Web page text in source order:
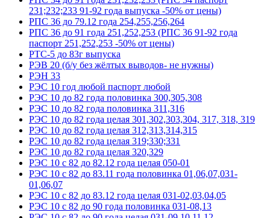
231;232;233 91-92 года выпуска -50% от цены)
РПС 36 до 79.12 года 254,255,256,264
РПС 36 до 91 года 251,252,253 (РПС 36 91-92 года
паспорт 251,252,253 -50% от цены)
РТС-5 до 83г выпуска
РЭВ 20 (б/у без жёлтых выводов- не нужны)
РЭН 33
РЭС 10 год любой паспорт любой
РЭС 10 до 82 года половинка 300,305,308
РЭС 10 до 82 года половинка 311,316
РЭС 10 до 82 года целая 301,302,303,304, 317, 318, 319
РЭС 10 до 82 года целая 312,313,314,315
РЭС 10 до 82 года целая 319;330;331
РЭС 10 до 82 года целая 320,329
РЭС 10 с 82 до 82.12 года целая 050-01
РЭС 10 с 82 до 83.11 года половинка 01,06,07,031-
01,06,07
РЭС 10 с 82 до 83.12 года целая 031-02,03,04,05
РЭС 10 с 82 до 90 года половинка 031-08,13